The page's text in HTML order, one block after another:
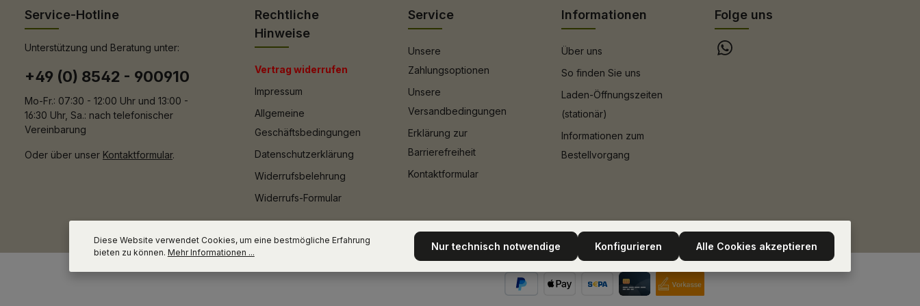
Service-Hotline
Unterstützung und Beratung unter:
+49 (0) 8542 - 900910
Mo-Fr.: 07:30 - 12:00 Uhr und 13:00 -
16:30 Uhr, Sa.: nach telefonischer
Vereinbarung
Oder über unser Kontaktformular.
Rechtliche
Hinweise
Vertrag widerrufen
Impressum
Allgemeine
Geschäftsbedingungen
Datenschutzerklärung
Widerrufsbelehrung
Widerrufs-Formular
Service
Unsere
Zahlungsoptionen
Unsere
Versandbedingungen
Erklärung zur
Barrierefreiheit
Kontaktformular
Informationen
Über uns
So finden Sie uns
Laden-Öffnungszeiten
(stationär)
Informationen zum
Bestellvorgang
Folge uns
Diese Website verwendet Cookies, um eine bestmögliche Erfahrung
bieten zu können. Mehr Informationen ... Nur technisch notwendige Konfigurieren Alle Cookies akzeptieren